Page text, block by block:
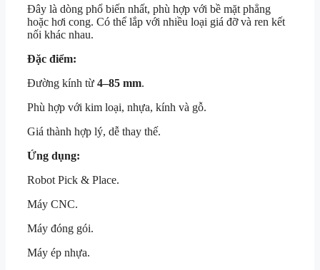
Đây là dòng phổ biến nhất, phù hợp với bề mặt phẳng
hoặc hơi cong. Có thể lắp với nhiều loại giá đỡ và ren kết
nối khác nhau.
Đặc điểm:
Đường kính từ 4–85 mm.
Phù hợp với kim loại, nhựa, kính và gỗ.
Giá thành hợp lý, dễ thay thế.
Ứng dụng:
Robot Pick & Place.
Máy CNC.
Máy đóng gói.
Máy ép nhựa.